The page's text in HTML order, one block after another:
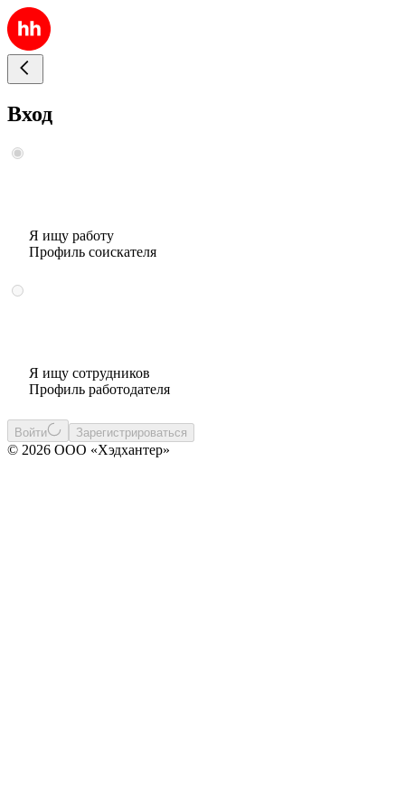
Вход
Я ищу работу
Профиль соискателя
Я ищу сотрудников
Профиль работодателя
Войти Зарегистрироваться
© 2026 ООО «Хэдхантер»